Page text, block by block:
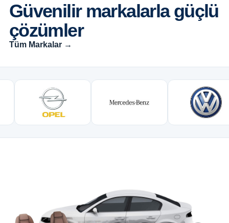
Güvenilir markalarla güçlü
çözümler
Tüm Markalar →